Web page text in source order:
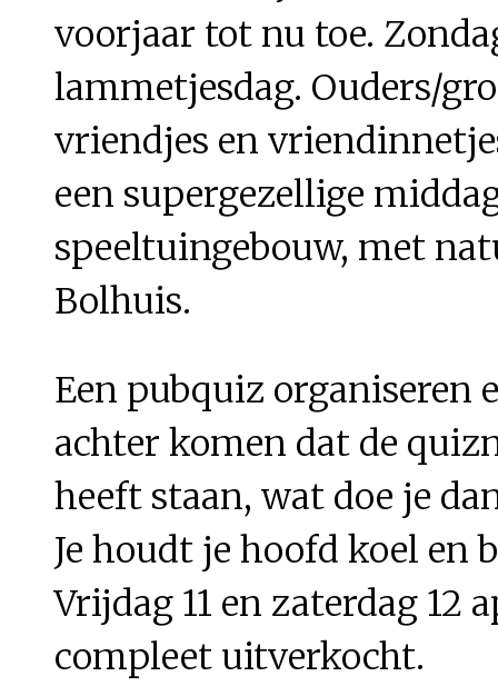
voorjaar tot nu toe.
lammetjesdag. Ouders/
vriendjes en
een supergezellige
speeltuingebouw, met
Bolhuis.
Een pubquiz organiseren
achter komen dat de
heeft staan, wat doe je
Je houdt je hoofd koel en
Vrijdag 11 en zaterdag 12
compleet uitverkocht.